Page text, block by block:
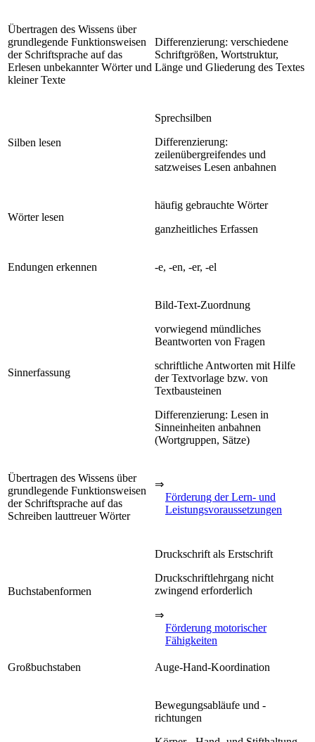
Übertragen des Wissens über
grundlegende Funktionsweisen
der Schriftsprache auf das
Erlesen unbekannter Wörter und
kleiner Texte
Differenzierung: verschiedene
Schriftgrößen, Wortstruktur,
Länge und Gliederung des Textes
Silben lesen
Sprechsilben
Differenzierung:
zeilenübergreifendes und
satzweises Lesen anbahnen
Wörter lesen
häufig gebrauchte Wörter
ganzheitliches Erfassen
Endungen erkennen -e, -en, -er, -el
Sinnerfassung
Bild-Text-Zuordnung
vorwiegend mündliches
Beantworten von Fragen
schriftliche Antworten mit Hilfe
der Textvorlage bzw. von
Textbausteinen
Differenzierung: Lesen in
Sinneinheiten anbahnen
(Wortgruppen, Sätze)
Übertragen des Wissens über
grundlegende Funktionsweisen
der Schriftsprache auf das
Schreiben lauttreuer Wörter
⇒
Förderung der Lern- und
Leistungsvoraussetzungen
Buchstabenformen
Druckschrift als Erstschrift
Druckschriftlehrgang nicht
zwingend erforderlich
⇒
Förderung motorischer
Fähigkeiten
Großbuchstaben Auge-Hand-Koordination
Bewegungsabläufe und -
richtungen